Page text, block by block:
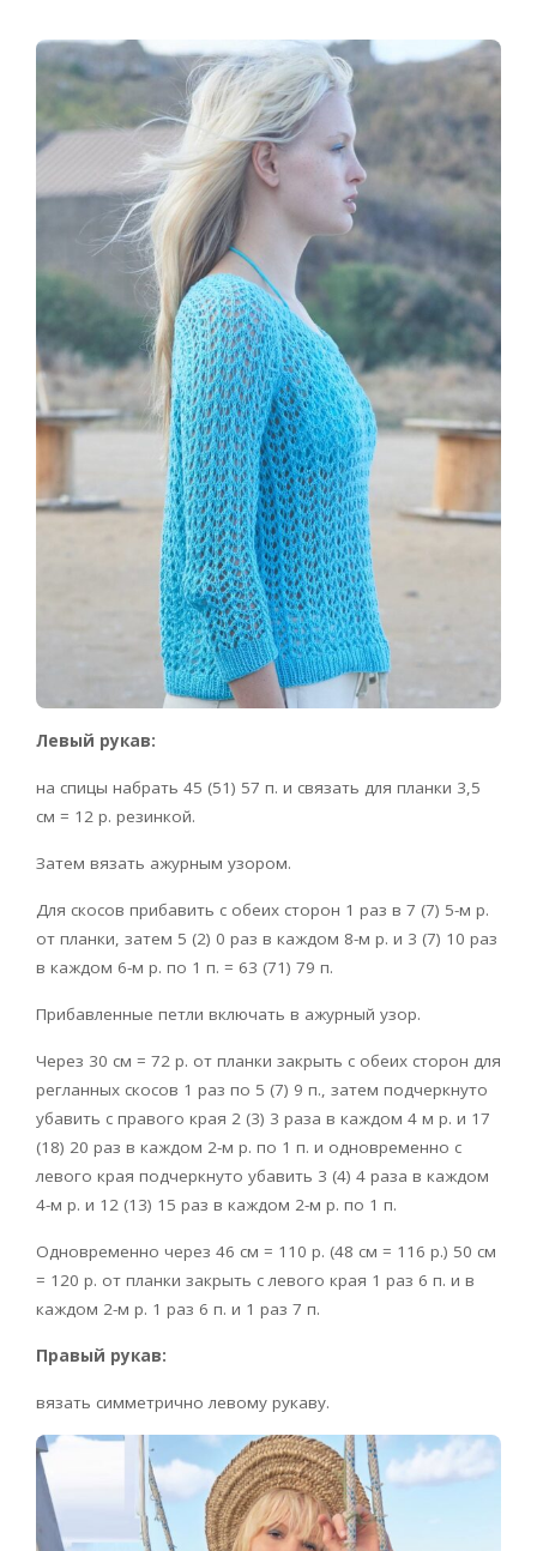
Левый рукав:
на спицы набрать 45 (51) 57 п. и связать для планки 3,5
см = 12 p. резинкой.
Затем вязать ажурным узором.
Для скосов прибавить с обеих сторон 1 раз в 7 (7) 5-м р.
от планки, затем 5 (2) 0 раз в каждом 8-м р. и 3 (7) 10 раз
в каждом 6-м р. по 1 п. = 63 (71) 79 п.
Прибавленные петли включать в ажурный узор.
Через 30 см = 72 р. от планки закрыть с обеих сторон для
регланных скосов 1 раз по 5 (7) 9 п., затем подчеркнуто
убавить с правого края 2 (3) 3 раза в каждом 4 м р. и 17
(18) 20 раз в каждом 2-м р. по 1 п. и одновременно с
левого края подчеркнуто убавить 3 (4) 4 раза в каждом
4-м р. и 12 (13) 15 раз в каждом 2-м р. по 1 п.
Одновременно через 46 см = 110 р. (48 см = 116 р.) 50 см
= 120 р. от планки закрыть с левого края 1 раз 6 п. и в
каждом 2-м р. 1 раз 6 п. и 1 раз 7 п.
Правый рукав:
вязать симметрично левому рукаву.